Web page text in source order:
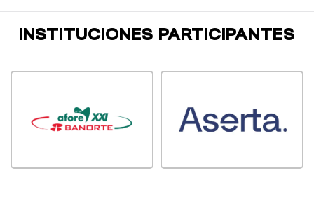
INSTITUCIONES PARTICIPANTES